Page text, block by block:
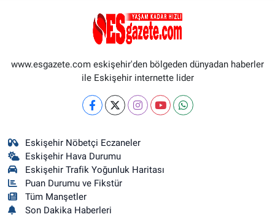
www.esgazete.com eskişehir'den bölgeden dünyadan haberler
ile Eskişehir internette lider
Eskişehir Nöbetçi Eczaneler
Eskişehir Hava Durumu
Eskişehir Trafik Yoğunluk Haritası
Puan Durumu ve Fikstür
Tüm Manşetler
Son Dakika Haberleri